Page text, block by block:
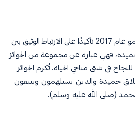
مبادرة أطلقتها صاحبة السمو عام 2017 تأكيدًا على الارتباط الوثيق بين
فهي عبارة عن مجموعة من الجوائز
في شتى مناحي الحياة. تُكرم الجوائز
حميدة والذين يستلهمون ويتبعون
محمد (صلى الله عليه وسلم).